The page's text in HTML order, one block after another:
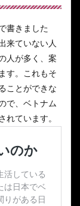
書きました
来ていない人
人が多く、案
す。これもそ
ことができな
で、ベトナム
れています。